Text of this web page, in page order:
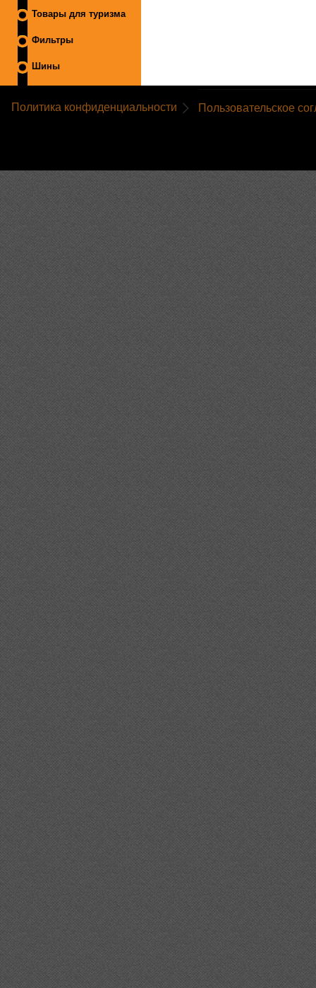
Товары для туризма
Фильтры
Шины
Политика конфиденциальности Пользовательское